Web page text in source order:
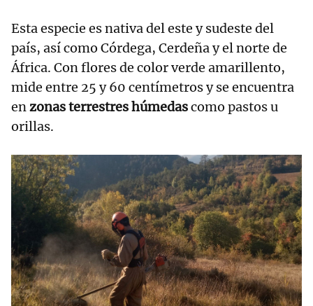
Esta especie es nativa del este y sudeste del
país, así como Córdega, Cerdeña y el norte de
África. Con flores de color verde amarillento,
mide entre 25 y 60 centímetros y se encuentra
enzonas terrestres húmedascomo pastos u
orillas.